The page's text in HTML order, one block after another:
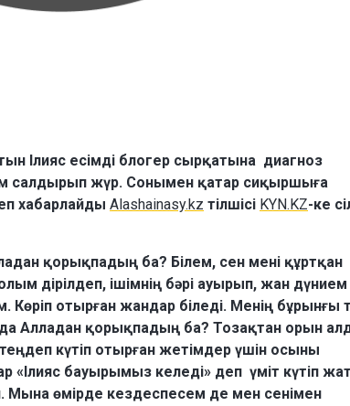
Ілияс есімді блогер сырқатына диагноз
салдырып жүр. Сонымен қатар сиқыршыға
хабарлайды Alashainasy.kz тілшісі KYN.KZ-ке
қорықпадың ба? Білем, сен мені құртқан
дірілдеп, ішімнің бәрі ауырып, жан дүнием
отырған жандар біледі. Менің бұрынғы
Алладан қорықпадың ба? Тозақтан орын
күтіп отырған жетімдер үшін осыны
бауырымыз келеді» деп үміт күтіп
Мына өмірде кездеспесем де мен сенімен